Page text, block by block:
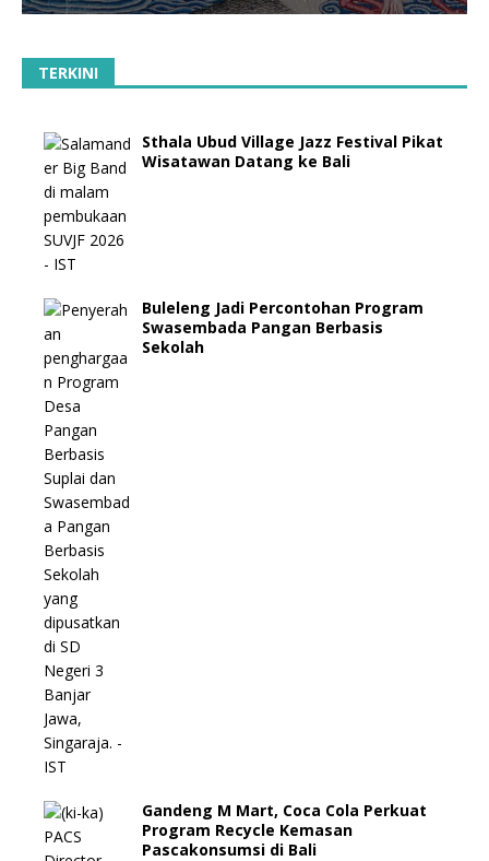
TERKINI
Sthala Ubud Village Jazz Festival Pikat
Wisatawan Datang ke Bali
Buleleng Jadi Percontohan Program
Swasembada Pangan Berbasis
Sekolah
Gandeng M Mart, Coca Cola Perkuat
Program Recycle Kemasan
Pascakonsumsi di Bali